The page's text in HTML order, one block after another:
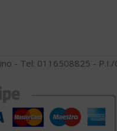
- Tel: 0116508825 -